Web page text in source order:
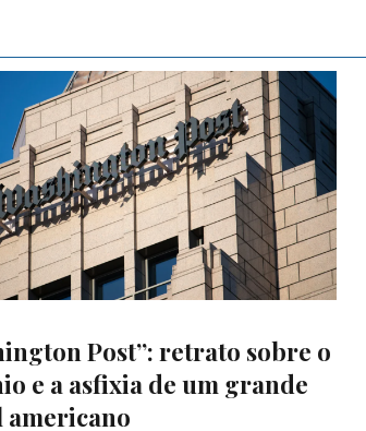
Post”: retrato sobre o
e a asfixia de um grande